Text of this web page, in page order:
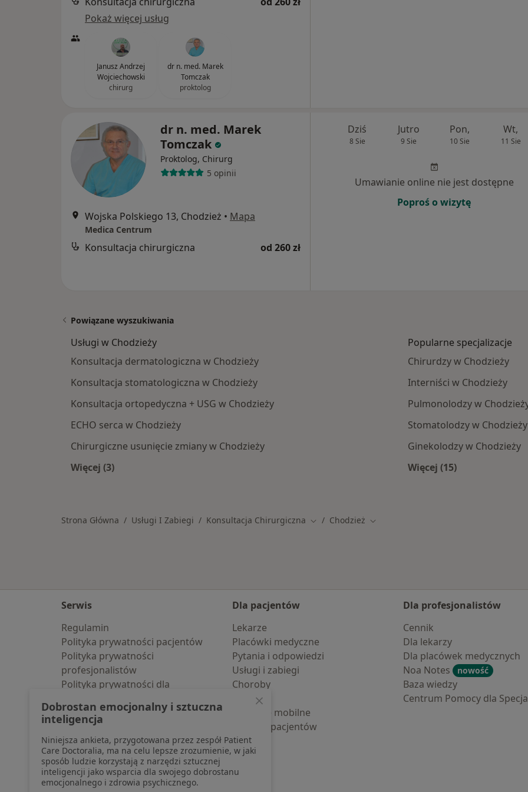
Pokaż więcej usług
Janusz Andrzej
Wojciechowski
chirurg
dr n. med. Marek
Tomczak
proktolog
dr n. med. Marek
Tomczak
Proktolog, Chirurg
5 opinii
Wojska Polskiego 13, Chodzież • Mapa
Medica Centrum
Konsultacja chirurgiczna od 260 zł
Dziś
8 Sie
Jutro
9 Sie
Pon,
10 Sie
Wt,
11 Sie
Umawianie online nie jest dostępne
Poproś o wizytę
Powiązane wyszukiwania
Usługi w Chodzieży
Konsultacja dermatologiczna w Chodzieży
Konsultacja stomatologiczna w Chodzieży
Konsultacja ortopedyczna + USG w Chodzieży
ECHO serca w Chodzieży
Chirurgiczne usunięcie zmiany w Chodzieży
Więcej (3)
Popularne specjalizacje
Chirurdzy w Chodzieży
Interniści w Chodzieży
Pulmonolodzy w
Stomatolodzy w Chodzieży
Ginekolodzy w Chodzieży
Więcej (15)
Strona Główna Usługi I Zabiegi Konsultacja Chirurgiczna Zmień miasto
Chodzież Zmień miasto
Serwis
Regulamin
Polityka prywatności pacjentów
Polityka prywatności
profesjonalistów
Polityka prywatności dla
pozyskaliśmy samodzielnie
Polityka cookies
Jak działają wyniki wyszukiwania
Dostępność
O nas
Praca Rekrutujemy!
Dla pacjentów
Lekarze
Placówki medyczne
Pytania i odpowiedzi
Usługi i zabiegi
Choroby
Pomoc
Aplikacje mobilne
Blog dla pacjentów
Dla profesjonalistów
Cennik
Dla lekarzy
Dla placówek medycznych
Noa Notes
nowość
Baza wiedzy
Centrum Pomocy dla
Dobrostan emocjonalny i sztuczna
inteligencja
Niniejsza ankieta, przygotowana przez zespół Patient
Care Doctoralia, ma na celu lepsze zrozumienie, w jaki
sposób ludzie korzystają z narzędzi sztucznej
inteligencji jako wsparcia dla swojego dobrostanu
emocjonalnego i zdrowia psychicznego.